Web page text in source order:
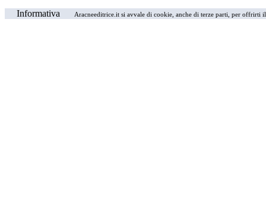
Informativa Aracneeditrice.it si avvale di cookie, anche di terze parti, per